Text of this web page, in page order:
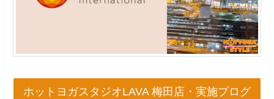
ホットヨガスタジオLAVA 梅田店・実施プログ